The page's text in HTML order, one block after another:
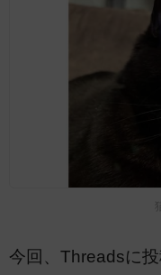
今回、Threadsに